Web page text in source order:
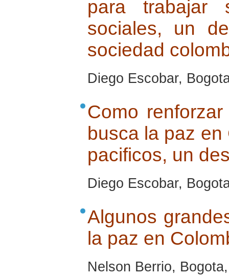
para trabajar
sociales, un
sociedad
Diego Escobar,
Como
busca la paz
pacificos, un
Diego Escobar,
Algunos
la paz en
Nelson Berrio,